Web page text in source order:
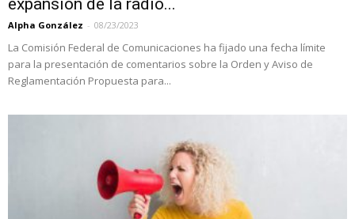
expansión de la radio...
Alpha González - 08/23/2023
La Comisión Federal de Comunicaciones ha fijado una fecha límite
para la presentación de comentarios sobre la Orden y Aviso de
Reglamentación Propuesta para...